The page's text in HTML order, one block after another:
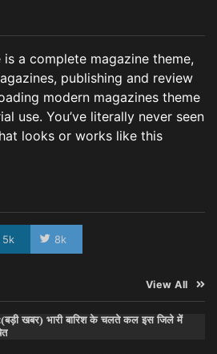
a complete magazine theme,
publishing and review
modern magazines theme
use. You’ve literally never seen
looks or works like this
5k 8k
View All
खबर) भारी बारिश के चलते कल इस जिले में